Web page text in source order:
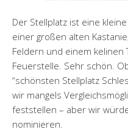
Der Stellplatz ist eine
einer großen alten
Feldern und einem kelinen
Feuerstelle. Sehr schön.
“schönsten Stellplatz
wir mangels
feststellen – aber wir
nominieren.